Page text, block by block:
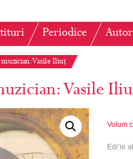
Periodice
Vasile Iliuț
Vasile
Volum
Edi’ie